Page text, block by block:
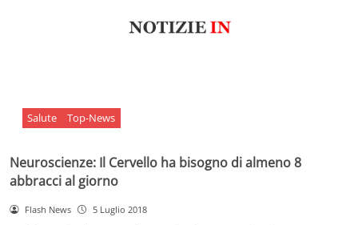
Salute Top-News
Neuroscienze: Il Cervello ha bisogno di almeno 8
abbracci al giorno
Flash News 5 Luglio 2018